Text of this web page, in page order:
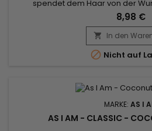
spendet dem Haar von der
Feuchtigkeit, definiert die
während der mit dieser Art von
und Haarausfall minimiert wird.
Curl Defining Jelly wurde für
krausem...
8,98 €
 In den
 Nicht auf
MARKE: AS I
AS I AM - CLASSIC -